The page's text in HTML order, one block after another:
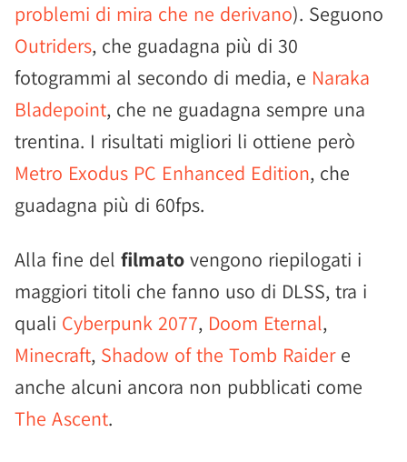
problemi di mira che ne derivano). Seguono
Outriders, che guadagna più di 30
fotogrammi al secondo di media, e Naraka
Bladepoint, che ne guadagna sempre una
trentina. I risultati migliori li ottiene però
Metro Exodus PC Enhanced Edition, che
guadagna più di 60fps.
Alla fine del filmato vengono riepilogati i
maggiori titoli che fanno uso di DLSS, tra i
quali Cyberpunk 2077, Doom Eternal,
Minecraft, Shadow of the Tomb Raidere
anche alcuni ancora non pubblicati come
The Ascent.